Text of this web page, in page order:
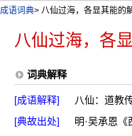
成语词典> 八仙过海，各显其能的
八仙过海，各
词典解释
[成语解释]
八仙：道教
[典故出处]
明·吴承恩